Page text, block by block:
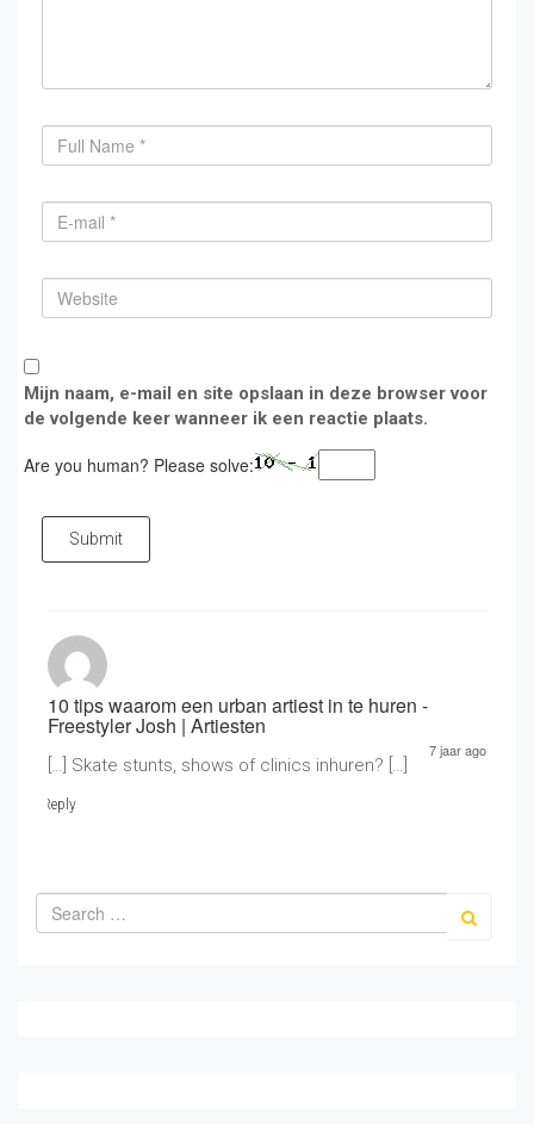
Mijn naam, e-mail en site opslaan in deze browser voor
de volgende keer wanneer ik een reactie plaats.
Are you human? Please solve:
Submit
10 tips waarom een urban artiest in te huren -
Freestyler Josh | Artiesten
7 jaar ago
[…] Skate stunts, shows of clinics inhuren? […]
Reply